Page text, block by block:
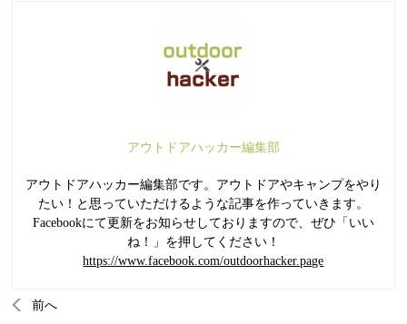
アウトドアハッカー編集部
アウトドアハッカー編集部です。アウトドアやキャンプをやり
たい！と思っていただけるような記事を作っていきます。
Facebookにて更新をお知らせしておりますので、ぜひ「いい
ね！」を押してください！
https://www.facebook.com/outdoorhacker.page
前へ